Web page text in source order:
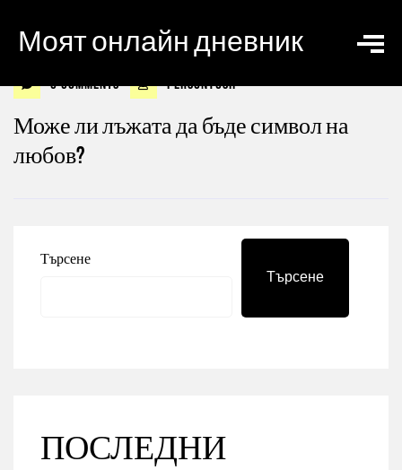
Моят онлайн дневник
0 Comments personyosif
Може ли лъжата да бъде символ на
любов?
Търсене
Търсене
ПОСЛЕДНИ